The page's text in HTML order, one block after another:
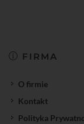
FIRMA
O firmie
Kontakt
Polityka